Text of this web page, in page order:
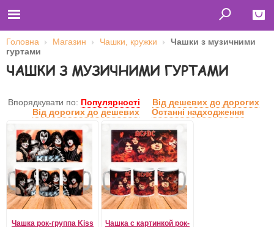
Главная
Толстовки (кенгурушки)
Свитшоты
Лонгсливы
Ветровки
Оплата и доставка
О нас
Сотрудничество
Ім'я користувача
Пароль
Головна Магазин Чашки, кружки
Чашки з музичними
гуртами
ЧАШКИ З МУЗИЧНИМИ ГУРТАМИ
Впорядкувати по: Популярності
Від дешевих до дорогих
Від дорогих до дешевих
Останні надходження
Чашка рок-группа Kiss
Чашка с картинкой рок-